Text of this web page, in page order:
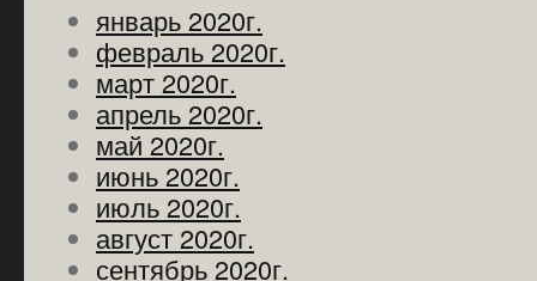
январь 2020г.
февраль 2020г.
март 2020г.
апрель 2020г.
май 2020г.
июнь 2020г.
июль 2020г.
август 2020г.
сентябрь 2020г.